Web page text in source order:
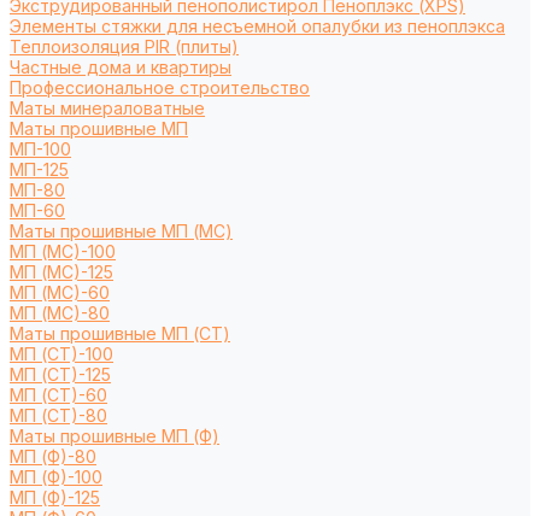
Экструдированный пенополистирол Пеноплэкс (XPS)
Элементы стяжки для несъемной опалубки из пеноплэкса
Теплоизоляция PIR (плиты)
Частные дома и квартиры
Профессиональное строительство
Маты минераловатные
Маты прошивные МП
МП-100
МП-125
МП-80
МП-60
Маты прошивные МП (МС)
МП (МС)-100
МП (МС)-125
МП (МС)-60
МП (МС)-80
Маты прошивные МП (СТ)
МП (СТ)-100
МП (СТ)-125
МП (СТ)-60
МП (СТ)-80
Маты прошивные МП (Ф)
МП (Ф)-80
МП (Ф)-100
МП (Ф)-125